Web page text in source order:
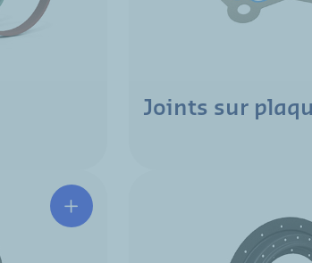
Joints sur